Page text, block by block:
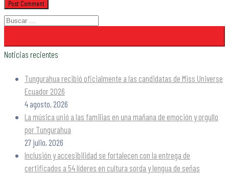
Noticias recientes
Tungurahua recibió oficialmente a las candidatas de Miss Universe
Ecuador 2026
4 agosto, 2026
La música unió a las familias en una mañana de emoción y orgullo
por Tungurahua
27 julio, 2026
Inclusión y accesibilidad se fortalecen con la entrega de
certificados a 54 líderes en cultura sorda y lengua de señas